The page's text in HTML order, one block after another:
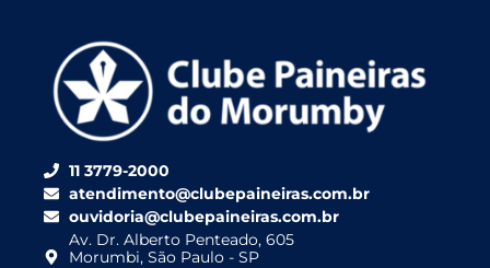
11 3779-2000
atendimento@clubepaineiras.com.br
ouvidoria@clubepaineiras.com.br
Av. Dr. Alberto Penteado, 605
Morumbi, São Paulo - SP